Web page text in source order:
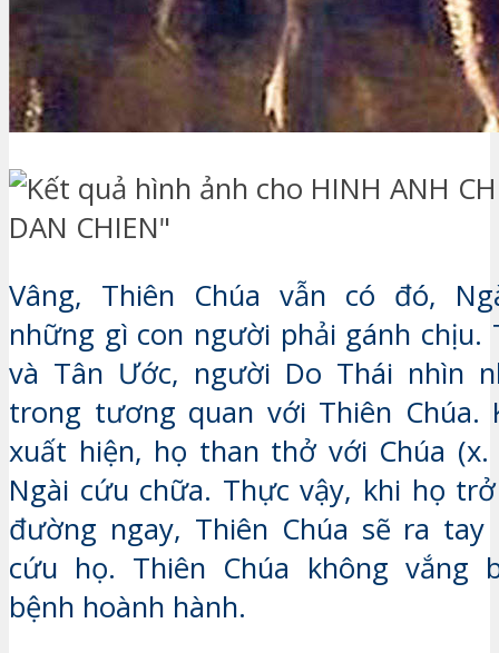
Vâng, Thiên Chúa vẫn có đó,
những gì con người phải gánh chịu.
và Tân Ước, người Do Thái nhìn
trong tương quan với Thiên Chúa.
xuất hiện, họ than thở với Chúa
Ngài cứu chữa. Thực vậy, khi họ
đường ngay, Thiên Chúa sẽ ra
cứu họ. Thiên Chúa không vắng
bệnh hoành hành.